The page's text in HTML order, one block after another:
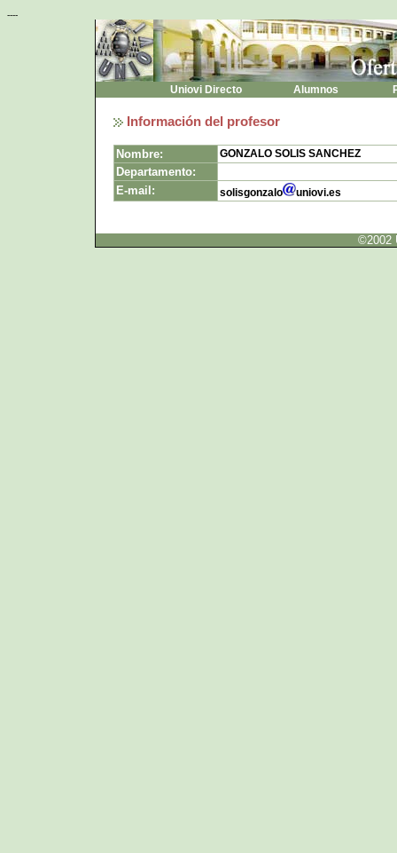
----
Uniovi Directo Alumnos
Información del profesor
Nombre: GONZALO SOLIS SANCHEZ
Departamento:
E-mail:
solisgonzalo uniovi.es
©2002